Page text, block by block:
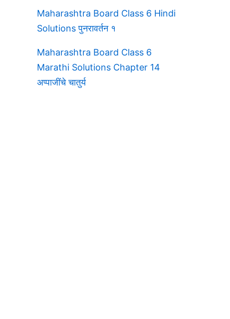
Maharashtra Board Class 6 Hindi
Solutions पुनरावर्तन १
Maharashtra Board Class 6
Marathi Solutions Chapter 14
अप्पाजींचे चातुर्य